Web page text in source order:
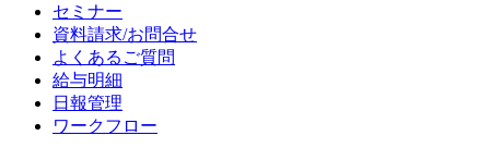
セミナー
資料請求/お問合せ
よくあるご質問
給与明細
日報管理
ワークフロー